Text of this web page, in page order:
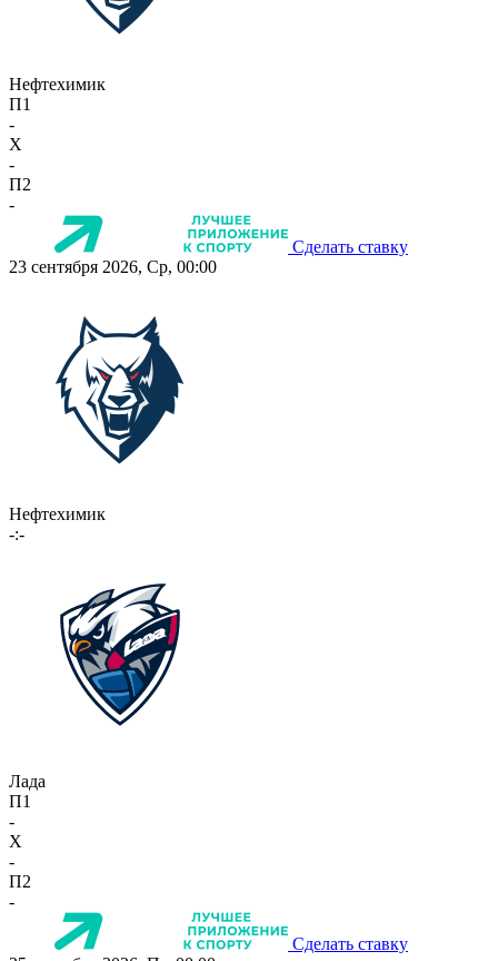
Нефтехимик
П1
-
X
-
П2
-
Сделать ставку
23 сентября 2026, Ср, 00:00
Нефтехимик
-:-
Лада
П1
-
X
-
П2
-
Сделать ставку